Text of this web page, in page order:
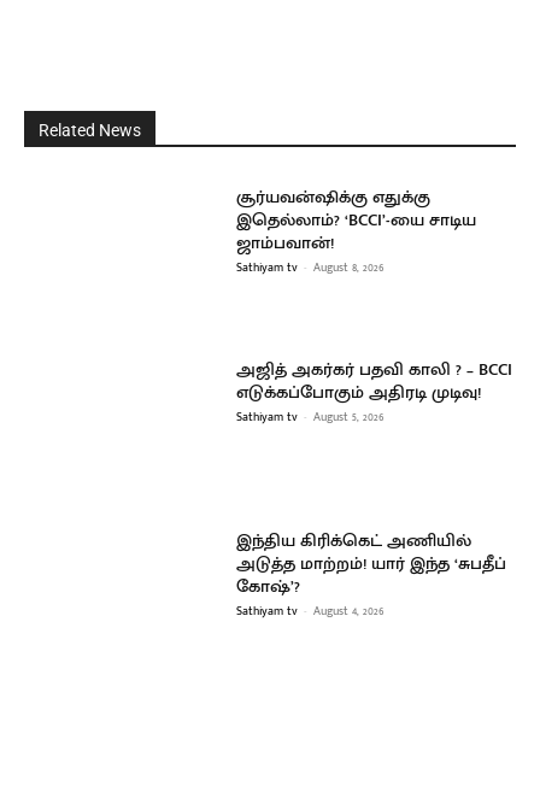
Related News
சூர்யவன்ஷிக்கு எதுக்கு
இதெல்லாம்? ‘BCCI’-யை சாடிய
ஜாம்பவான்!
Sathiyam tv - August 8, 2026
அஜித் அகர்கர் பதவி காலி ? – BCCI
எடுக்கப்போகும் அதிரடி முடிவு!
Sathiyam tv - August 5, 2026
இந்திய கிரிக்கெட் அணியில்
அடுத்த மாற்றம்! யார் இந்த ‘சுபதீப்
கோஷ்’?
Sathiyam tv - August 4, 2026